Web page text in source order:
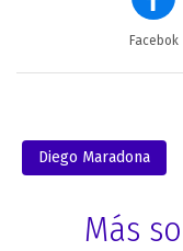
Facebok
Diego Maradona
Más